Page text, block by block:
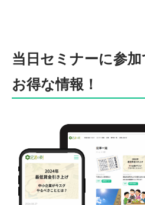
当日セミナーに参
お得な情報！